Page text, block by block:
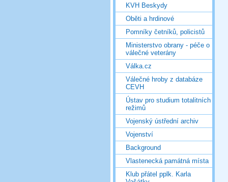
KVH Beskydy
Oběti a hrdinové
Pomníky četníků, policistů
Ministerstvo obrany - péče o
válečné veterány
Válka.cz
Válečné hroby z databáze
CEVH
Ústav pro studium totalitních
režimů
Vojenský ústřední archiv
Vojenství
Background
Vlastenecká památná místa
Klub přátel pplk. Karla